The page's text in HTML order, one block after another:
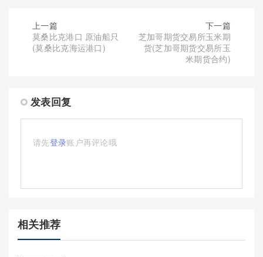
上一篇
莫桑比克港口 原油船只
(莫桑比克海运港口)
下一篇
芝加哥期货交易所玉米期
货(芝加哥期货交易所玉
米期货合约)
发表回复
请先登录账户再评论哦
相关推荐